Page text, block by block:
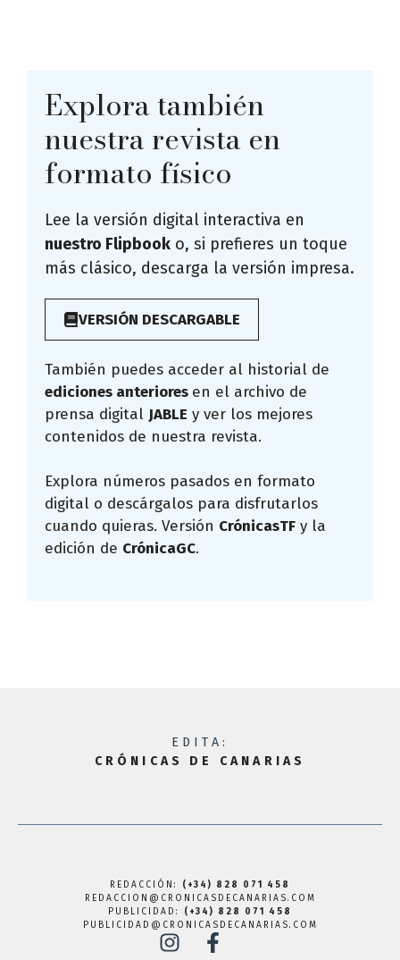
Explora también
nuestra revista en
formato físico
Lee la versión digital interactiva en
nuestro Flipbook o, si prefieres un toque
más clásico, descarga la versión impresa.
VERSIÓN DESCARGABLE
También puedes acceder al historial de
ediciones anteriores en el archivo de
prensa digital JABLE y ver los mejores
contenidos de nuestra revista.
Explora números pasados en formato
digital o descárgalos para disfrutarlos
cuando quieras. Versión CrónicasTF y la
edición de CrónicaGC.
EDITA:
CRÓNICAS DE CANARIAS
REDACCIÓN: (+34) 828 071 458
REDACCION@CRONICASDECANARIAS.COM
PUBLICIDAD: (+34) 828 071 458
PUBLICIDAD@CRONICASDECANARIAS.COM